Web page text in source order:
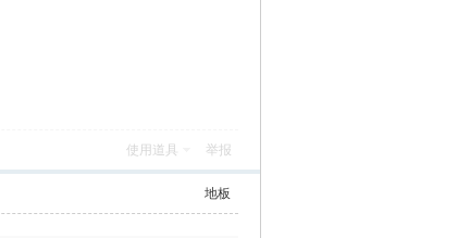
使用道具 举报
地板